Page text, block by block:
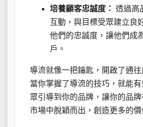
培養顧客忠誠度： 透過高
互動，與目標受眾建立良
他們的忠誠度，讓他們成
戶。
導流就像一把鑰匙，開啟了通往
當你掌握了導流的技巧，就能
眾引導到你的品牌，讓你的品
市場中脫穎而出，創造更多的價